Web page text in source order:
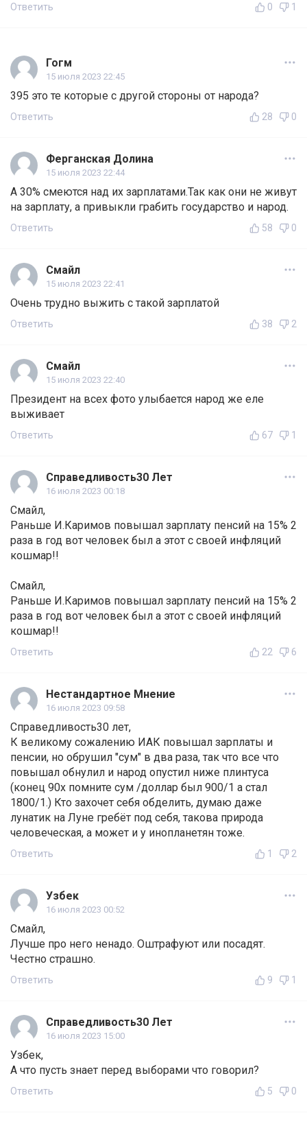
Ответить 0 1
Гогм
15 июля 2023 22:45
395 это те которые с другой стороны от народа?
Ответить 28 0
Ферганская Долина
15 июля 2023 22:44
А 30% смеются над их зарплатами.Так как они не живут
на зарплату, а привыкли грабить государство и народ.
Ответить 58 0
Смайл
15 июля 2023 22:41
Очень трудно выжить с такой зарплатой
Ответить 38 2
Смайл
15 июля 2023 22:40
Президент на всех фото улыбается народ же еле
выживает
Ответить 67 1
Справедливость30 Лет
16 июля 2023 00:18
Смайл,
Раньше И.Каримов повышал зарплату пенсий на 15% 2
раза в год вот человек был а этот с своей инфляций
кошмар!!
Смайл,
Раньше И.Каримов повышал зарплату пенсий на 15% 2
раза в год вот человек был а этот с своей инфляций
кошмар!!
Ответить 22 6
Нестандартное Мнение
16 июля 2023 09:58
Справедливость30 лет,
К великому сожалению ИАК повышал зарплаты и
пенсии, но обрушил "сум" в два раза, так что все что
повышал обнулил и народ опустил ниже плинтуса
(конец 90х помните сум /доллар был 900/1 а стал
1800/1.) Кто захочет себя обделить, думаю даже
лунатик на Луне гребёт под себя, такова природа
человеческая, а может и у инопланетян тоже.
Ответить 1 2
Узбек
16 июля 2023 00:52
Смайл,
Лучше про него ненадо. Оштрафуют или посадят.
Честно страшно.
Ответить 9 1
Справедливость30 Лет
16 июля 2023 15:00
Узбек,
А что пусть знает перед выборами что говорил?
Ответить 5 0